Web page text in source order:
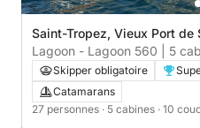
Saint-Tropez, Vieux Port de
Lagoon - Lagoon 560 | 5
Skipper obligatoire
Catamarans
27 personnes · 5 cabines · 10